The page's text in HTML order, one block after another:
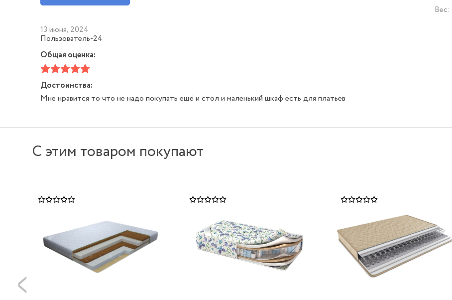
13 июня, 2024
Пользователь-24
Общая оценка:
Достоинства:
Мне нравится то что не надо покупать ещё и стол и маленький шкаф есть для платьев
Вес:
С этим товаром покупают